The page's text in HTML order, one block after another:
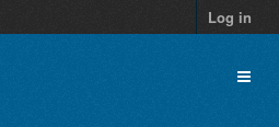
Log in